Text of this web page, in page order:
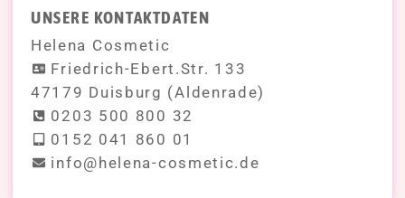
UNSERE KONTAKTDATEN
Helena Cosmetic
Friedrich-Ebert.Str. 133
47179 Duisburg (Aldenrade)
0203 500 800 32
0152 041 860 01
info@helena-cosmetic.de